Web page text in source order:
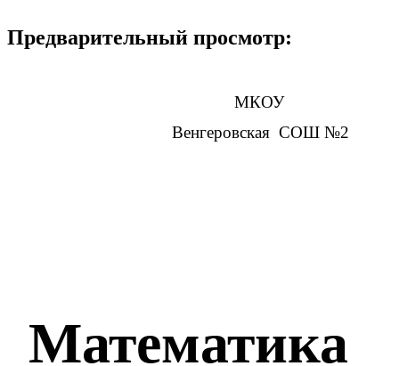
Предварительный просмотр:
МКОУ
Венгеровская СОШ №2
Математика